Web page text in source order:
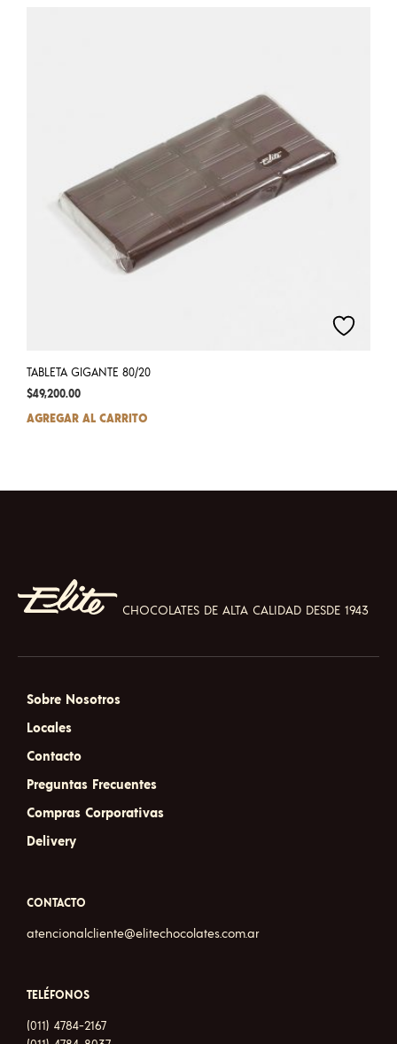
TABLETA GIGANTE 80/20
$49,200.00
AGREGAR AL CARRITO
CHOCOLATES DE ALTA CALIDAD DESDE 1943
Sobre Nosotros
Locales
Contacto
Preguntas Frecuentes
Compras Corporativas
Delivery
CONTACTO
atencionalcliente@elitechocolates.com.ar
TELÉFONOS
(011) 4784-2167